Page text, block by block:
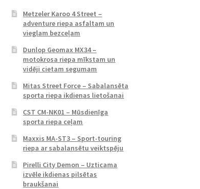
Metzeler Karoo 4 Street –
adventure riepa asfaltam un
vieglam bezceļam
Dunlop Geomax MX34 –
motokrosa riepa mīkstam un
vidēji cietam segumam
Mitas Street Force – Sabalansēta
sporta riepa ikdienas lietošanai
CST CM-NK01 – Mūsdienīga
sporta riepa ceļam
Maxxis MA-ST3 – Sport-touring
riepa ar sabalansētu veiktspēju
Pirelli City Demon – Uzticama
izvēle ikdienas pilsētas
braukšanai